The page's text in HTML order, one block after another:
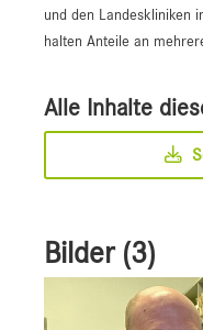
und den Landeskliniken
halten Anteile an
Alle Inhalte
Bilder (3)